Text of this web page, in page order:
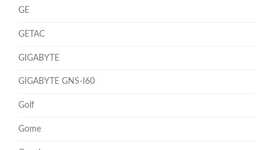
GE
GETAC
GIGABYTE
GIGABYTE GNS-I60
Golf
Gome